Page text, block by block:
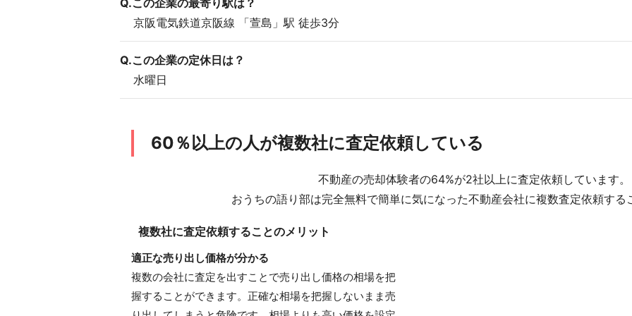
Q.この企業の最寄り駅は？
京阪電気鉄道京阪線 「萱島」駅 徒歩3分
Q.この企業の定休日は？
水曜日
60％以上の人が複数社に査定依頼している
不動産の売却体験者の64%が2社以上に査定依頼しています。
おうちの語り部は完全無料で簡単に気になった不動産会社に複数査定依頼する
複数社に査定依頼することのメリット
適正な売り出し価格が分かる
複数の会社に査定を出すことで売り出し価格の相場を把
握することができます。正確な相場を把握しないまま売